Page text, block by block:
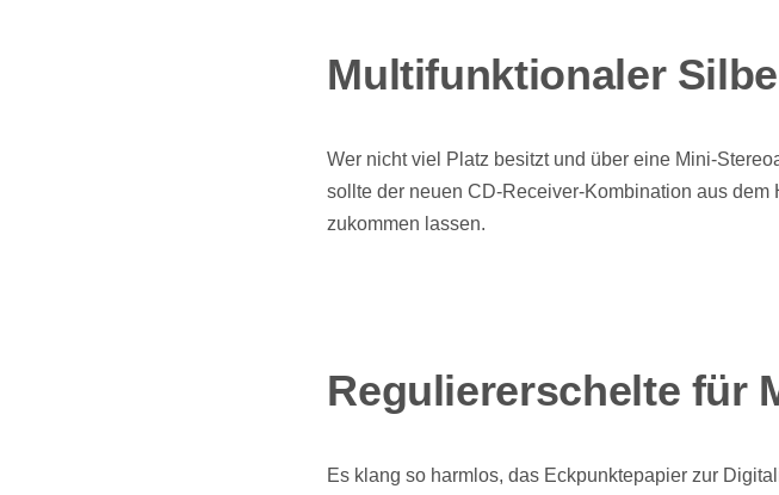
Multifunktionaler
Wer nicht viel Platz besitzt und über eine Mini-
sollte der neuen CD-Receiver-Kombination aus dem
zukommen lassen.
Reguliererschelte für
Es klang so harmlos, das Eckpunktepapier zur